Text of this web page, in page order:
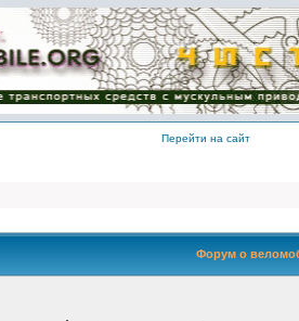
Перейти на сайт
Форум о